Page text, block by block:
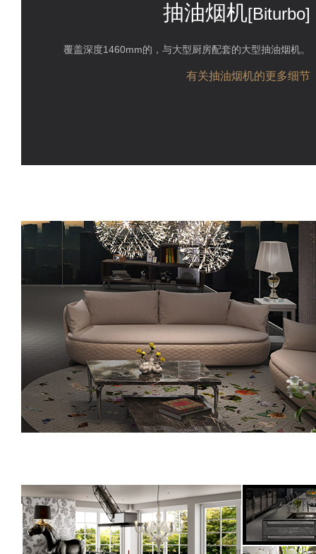
抽油烟机[Biturbo]
覆盖深度1460mm的，与大型厨房配套的大型抽油烟机。
有关抽油烟机的更多细节